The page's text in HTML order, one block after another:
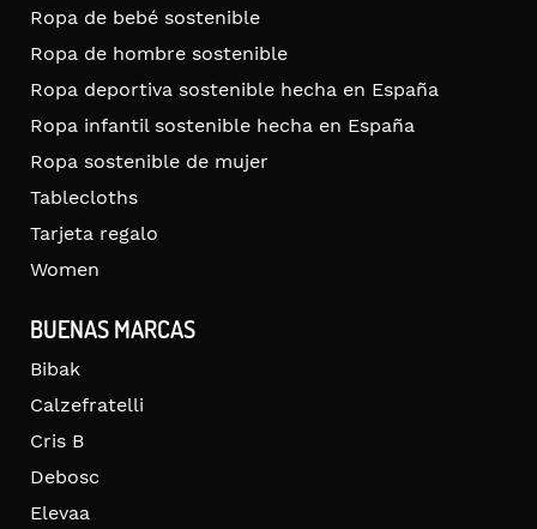
Ropa de bebé sostenible
Ropa de hombre sostenible
Ropa deportiva sostenible hecha en España
Ropa infantil sostenible hecha en España
Ropa sostenible de mujer
Tablecloths
Tarjeta regalo
Women
BUENAS MARCAS
Bibak
Calzefratelli
Cris B
Debosc
Elevaa